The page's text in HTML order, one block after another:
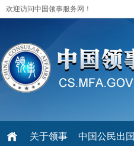
欢迎访问中国领事服务网！
关于领事 中国公民出国